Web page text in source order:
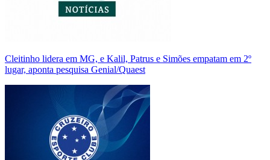
Cleitinho lidera em MG, e Kalil, Patrus e Simões empatam em 2º
lugar, aponta pesquisa Genial/Quaest